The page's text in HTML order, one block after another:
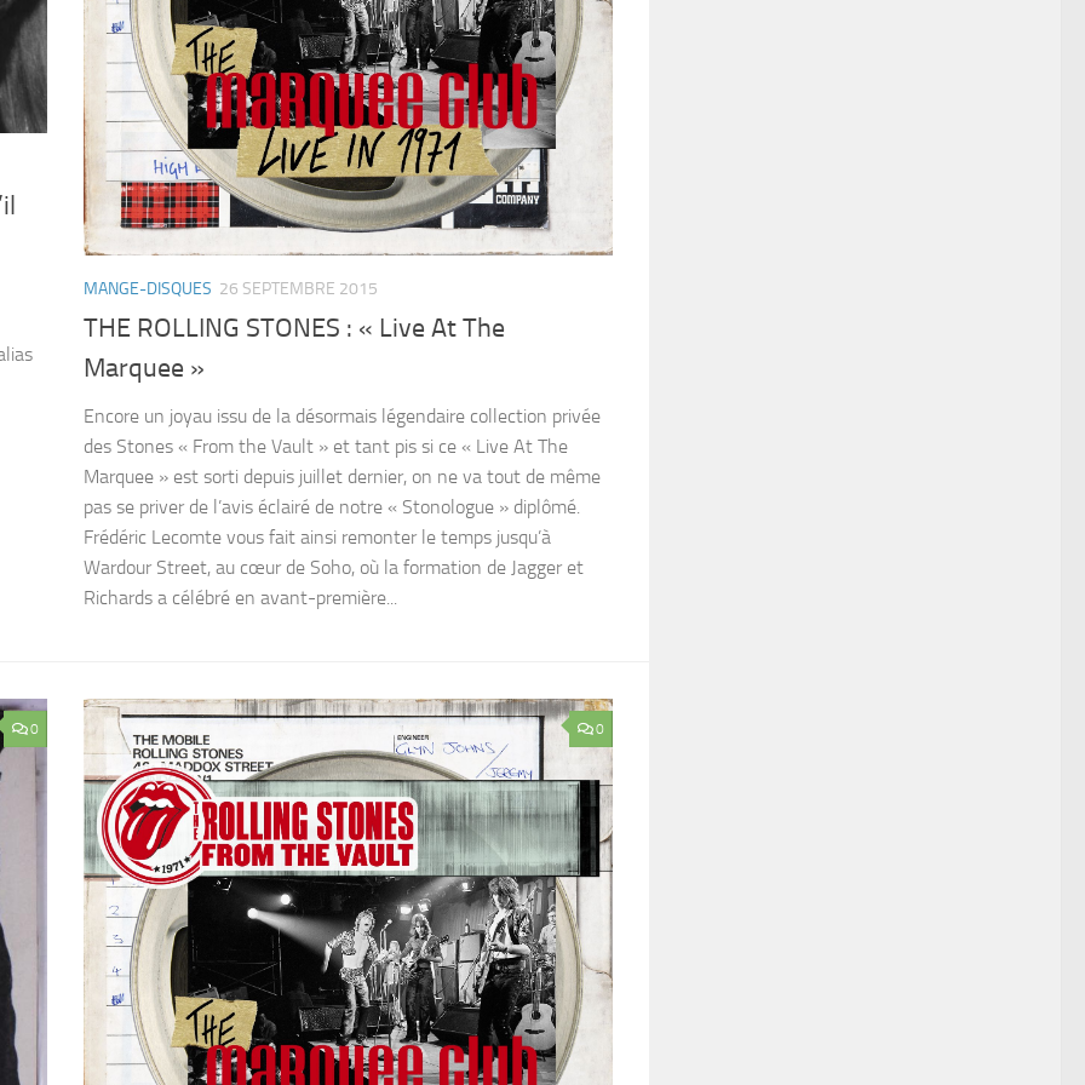
MANGE-DISQUES 26 SEPTEMBRE 2015
THE ROLLING STONES : « Live At The
Marquee »
Encore un joyau issu de la désormais légendaire collection privée
des Stones « From the Vault » et tant pis si ce « Live At The
Marquee » est sorti depuis juillet dernier, on ne va tout de même
pas se priver de l’avis éclairé de notre « Stonologue » diplômé.
Frédéric Lecomte vous fait ainsi remonter le temps jusqu’à
Wardour Street, au cœur de Soho, où la formation de Jagger et
Richards a célébré en avant-première...
0 0